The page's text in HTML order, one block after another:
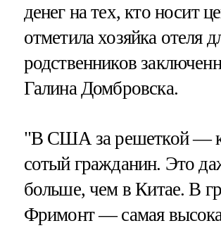
денег на тех, кто носит
отметила хозяйка отеля
родственников
Галина Домбровска.
"В США за решеткой —
сотый гражданин. Это
больше, чем в Китае. В
Фримонт — самая